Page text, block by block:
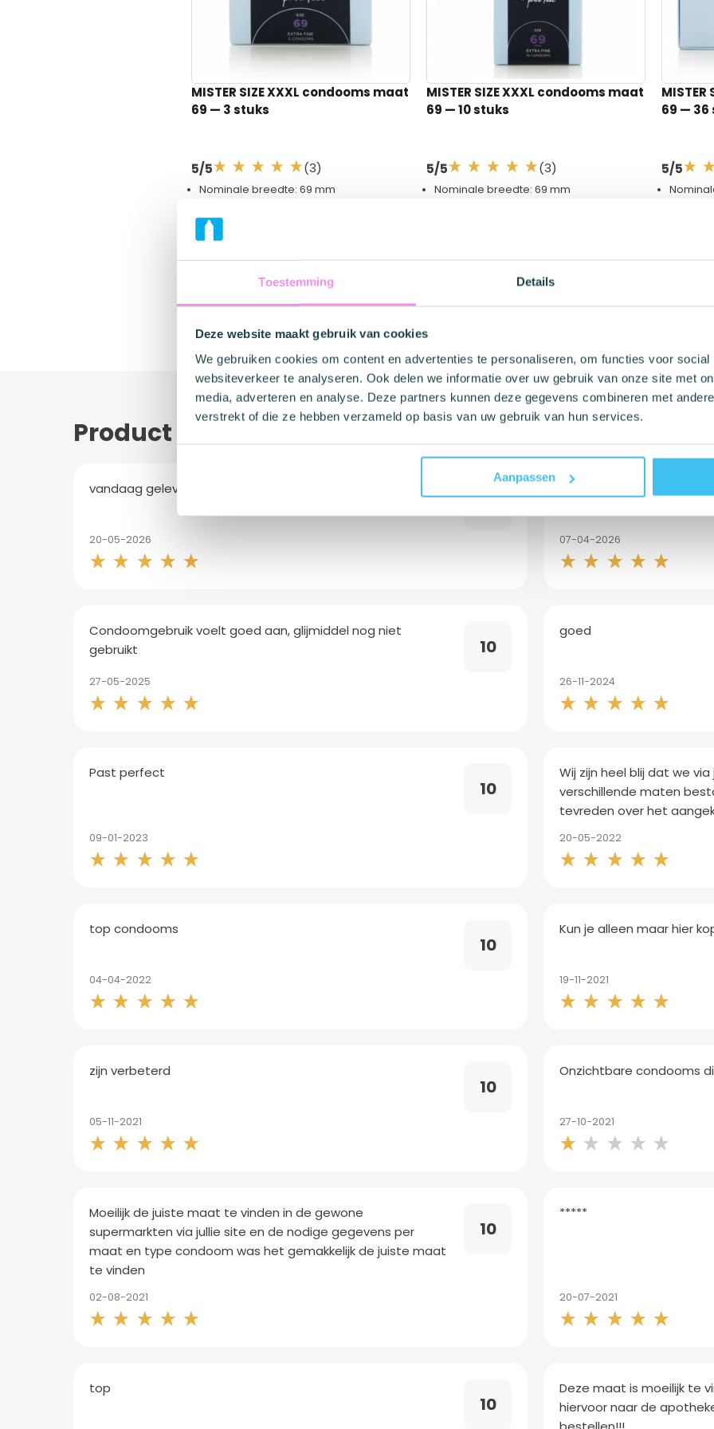
Toestemming Details
Deze website maakt gebruik van cookies
We gebruiken cookies om content en advertenties te personaliseren, om functies voor
websiteverkeer te analyseren. Ook delen we informatie over uw gebruik van onze site met
media, adverteren en analyse. Deze partners kunnen deze gegevens combineren met
verstrekt of die ze hebben verzameld op basis van uw gebruik van hun services.
Aanpassen
Glad
Nee
Nee Nee
MISTER SIZE XXXL condooms maat
69 — 3 stuks
5/5 (3)
Nominale breedte: 69 mm
Lengte: 225 mm
Dunne condooms
€ 4,95
Op voorraad
MISTER SIZE XXXL condooms maat
69 — 10 stuks
5/5 (3)
Nominale breedte: 69 mm
€ 10,95
69 — 36
5/5
€ 21,95
Product beoordelingen
10
vandaag geleverd
20-05-2026
Goed
07-04-2026
10
Condoomgebruik voelt goed aan, glijmiddel nog niet
gebruikt
27-05-2025
goed
26-11-2024
10
Past perfect
09-01-2023
Wij zijn heel blij dat we
verschillende maten
tevreden over het
20-05-2022
10
top condooms
04-04-2022
Kun je alleen maar hier
19-11-2021
10
zijn verbeterd
05-11-2021
Onzichtbare condooms
27-10-2021
10
Moeilijk de juiste maat te vinden in de gewone
supermarkten via jullie site en de nodige gegevens per
maat en type condoom was het gemakkelijk de juiste maat
te vinden
02-08-2021
*****
20-07-2021
10
top
Deze maat is moeilijk te
hiervoor naar de